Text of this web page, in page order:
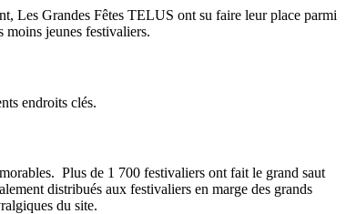
Les Grandes Fêtes TELUS ont su faire leur place parmi
moins jeunes festivaliers.
endroits clés.
Plus de 1 700 festivaliers ont fait le grand saut
distribués aux festivaliers en marge des grands
du site.